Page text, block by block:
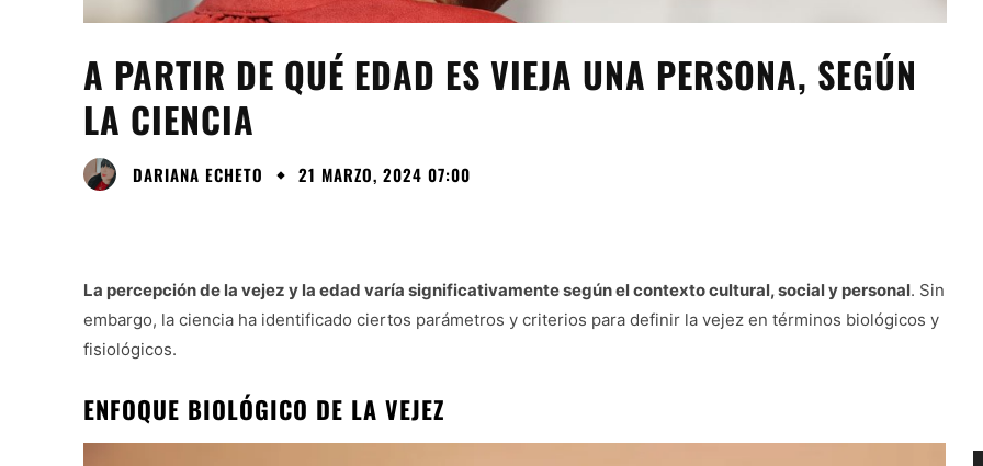
A PARTIR DE QUÉ EDAD ES VIEJA UNA PERSONA, SEGÚN
LA CIENCIA
DARIANA ECHETO 21 MARZO, 2024 07:00
La percepción de la vejez y la edad varía significativamente según el contexto cultural, social y personal. Sin
embargo, la ciencia ha identificado ciertos parámetros y criterios para definir la vejez en términos biológicos y
fisiológicos.
ENFOQUE BIOLÓGICO DE LA VEJEZ